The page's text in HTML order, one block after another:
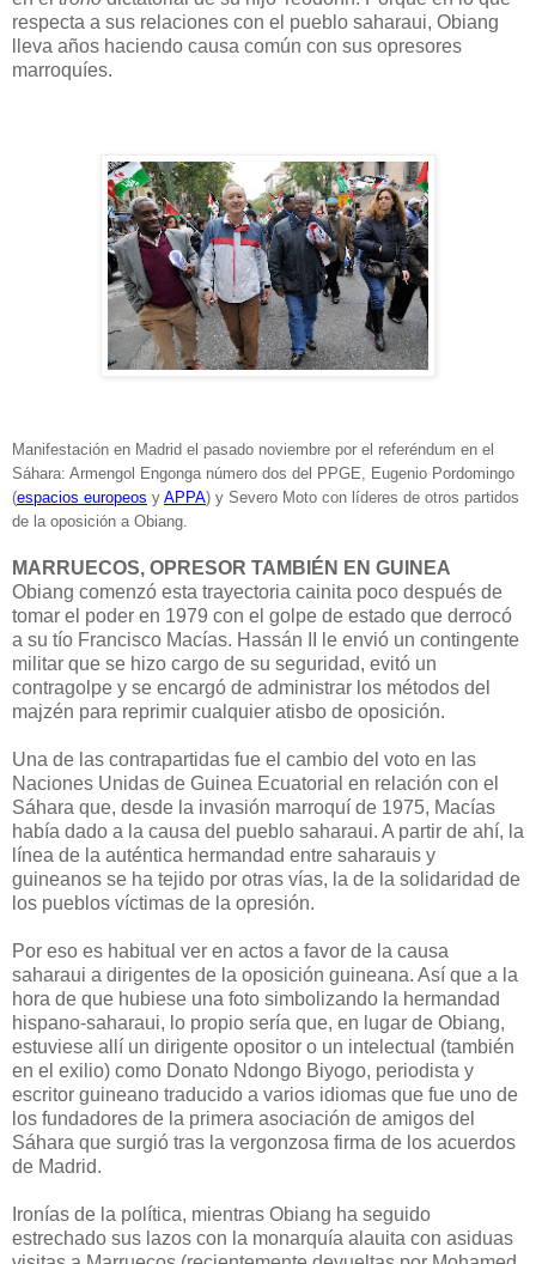
respecta a sus relaciones con el pueblo saharaui, Obiang
lleva años haciendo causa común con sus opresores
marroquíes.
Manifestación en Madrid el pasado noviembre por el referéndum en el
Sáhara: Armengol Engonga número dos del PPGE, Eugenio Pordomingo
(espacios europeos y APPA) y Severo Moto con líderes de otros partidos
de la oposición a Obiang.
MARRUECOS, OPRESOR TAMBIÉN EN GUINEA
Obiang comenzó esta trayectoria cainita poco después de
tomar el poder en 1979 con el golpe de estado que derrocó
a su tío Francisco Macías. Hassán II le envió un contingente
militar que se hizo cargo de su seguridad, evitó un
contragolpe y se encargó de administrar los métodos del
majzén para reprimir cualquier atisbo de oposición.
Una de las contrapartidas fue el cambio del voto en las
Naciones Unidas de Guinea Ecuatorial en relación con el
Sáhara que, desde la invasión marroquí de 1975, Macías
había dado a la causa del pueblo saharaui. A partir de ahí, la
línea de la auténtica hermandad entre saharauis y
guineanos se ha tejido por otras vías, la de la solidaridad de
los pueblos víctimas de la opresión.
Por eso es habitual ver en actos a favor de la causa
saharaui a dirigentes de la oposición guineana. Así que a la
hora de que hubiese una foto simbolizando la hermandad
hispano-saharaui, lo propio sería que, en lugar de Obiang,
estuviese allí un dirigente opositor o un intelectual (también
en el exilio) como Donato Ndongo Biyogo, periodista y
escritor guineano traducido a varios idiomas que fue uno de
los fundadores de la primera asociación de amigos del
Sáhara que surgió tras la vergonzosa firma de los acuerdos
de Madrid.
Ironías de la política, mientras Obiang ha seguido
estrechado sus lazos con la monarquía alauita con asiduas